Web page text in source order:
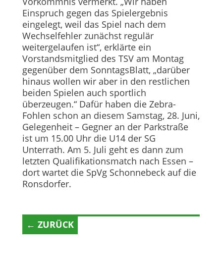
Einspruch gegen das Spielergebnis
eingelegt, weil das Spiel nach dem
Wechselfehler zunächst regulär
weitergelaufen ist“, erklärte ein
Vorstandsmitglied des TSV am Montag
gegenüber dem SonntagsBlatt, „darüber
hinaus wollen wir aber in den restlichen
beiden Spielen auch sportlich
überzeugen.“ Dafür haben die Zebra-
Fohlen schon an diesem Samstag, 28. Juni,
Gelegenheit – Gegner an der Parkstraße
ist um 15.00 Uhr die U14 der SG
Unterrath. Am 5. Juli geht es dann zum
letzten Qualifikationsmatch nach Essen –
dort wartet die SpVg Schonnebeck auf die
Ronsdorfer.
← ZURÜCK